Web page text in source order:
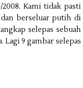
Kami tidak pasti
berseluar putih di
selepas sebuah
Lagi 9 gambar selepas